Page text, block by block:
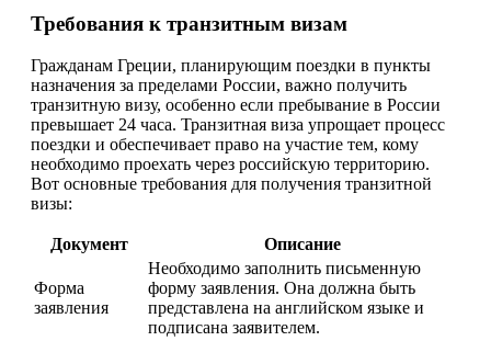
Требования к транзитным визам
Гражданам Греции, планирующим поездки в пункты
назначения за пределами России, важно получить
транзитную визу, особенно если пребывание в России
превышает 24 часа. Транзитная виза упрощает процесс
поездки и обеспечивает право на участие тем, кому
необходимо проехать через российскую территорию.
Вот основные требования для получения транзитной
визы:
Документ Описание
Форма
заявления
Необходимо заполнить письменную
форму заявления. Она должна быть
представлена на английском языке и
подписана заявителем.